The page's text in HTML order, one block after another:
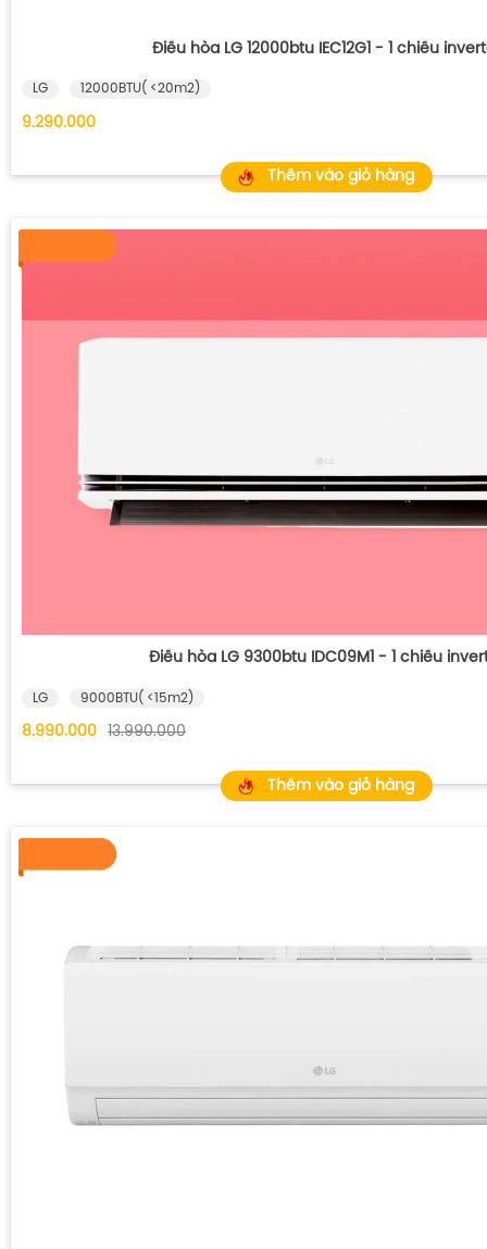
Điều hòa LG 12000btu IEC12G1 - 1 chiều
LG 12000BTU( <20m2)
9.290.000
Thêm vào giỏ hàng
Điều hòa LG 9300btu IDC09M1 - 1 chiều
LG 9000BTU( <15m2)
8.990.000 13.990.000
Thêm vào giỏ hàng